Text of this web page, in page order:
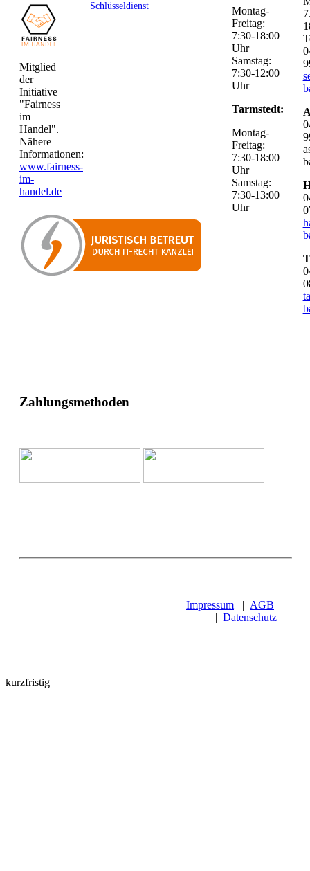
Mitglied
der
Initiative
"Fairness
im
Handel".
Nähere
Informationen:
www.fairness-
im-
handel.de
Schlüsseldienst
Montag-
Freitag:
7:30-18:00
Uhr
Samstag:
7:30-12:00
Uhr
Tarmstedt:
Montag-
Freitag:
7:30-18:00
Uhr
Samstag:
7:30-13:00
Uhr
Zahlungsmethoden
Impressum | AGB
| Datenschutz
kurzfristig